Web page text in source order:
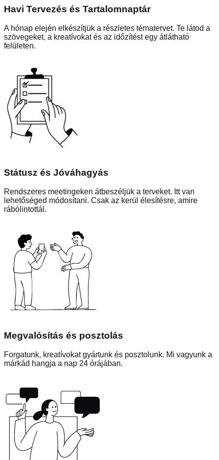
Havi Tervezés és Tartalomnaptár
A hónap elején elkészítjük a részletes tématervet. Te látod a
szövegeket, a kreatívokat és az időzítést egy átlátható
felületen.
Státusz és Jóváhagyás
Rendszeres meetingeken átbeszéljük a terveket. Itt van
lehetőséged módosítani. Csak az kerül élesítésre, amire
rábólintottál.
Megvalósítás és posztolás
Forgatunk, kreatívokat gyártunk és posztolunk. Mi vagyunk a
márkád hangja a nap 24 órájában.